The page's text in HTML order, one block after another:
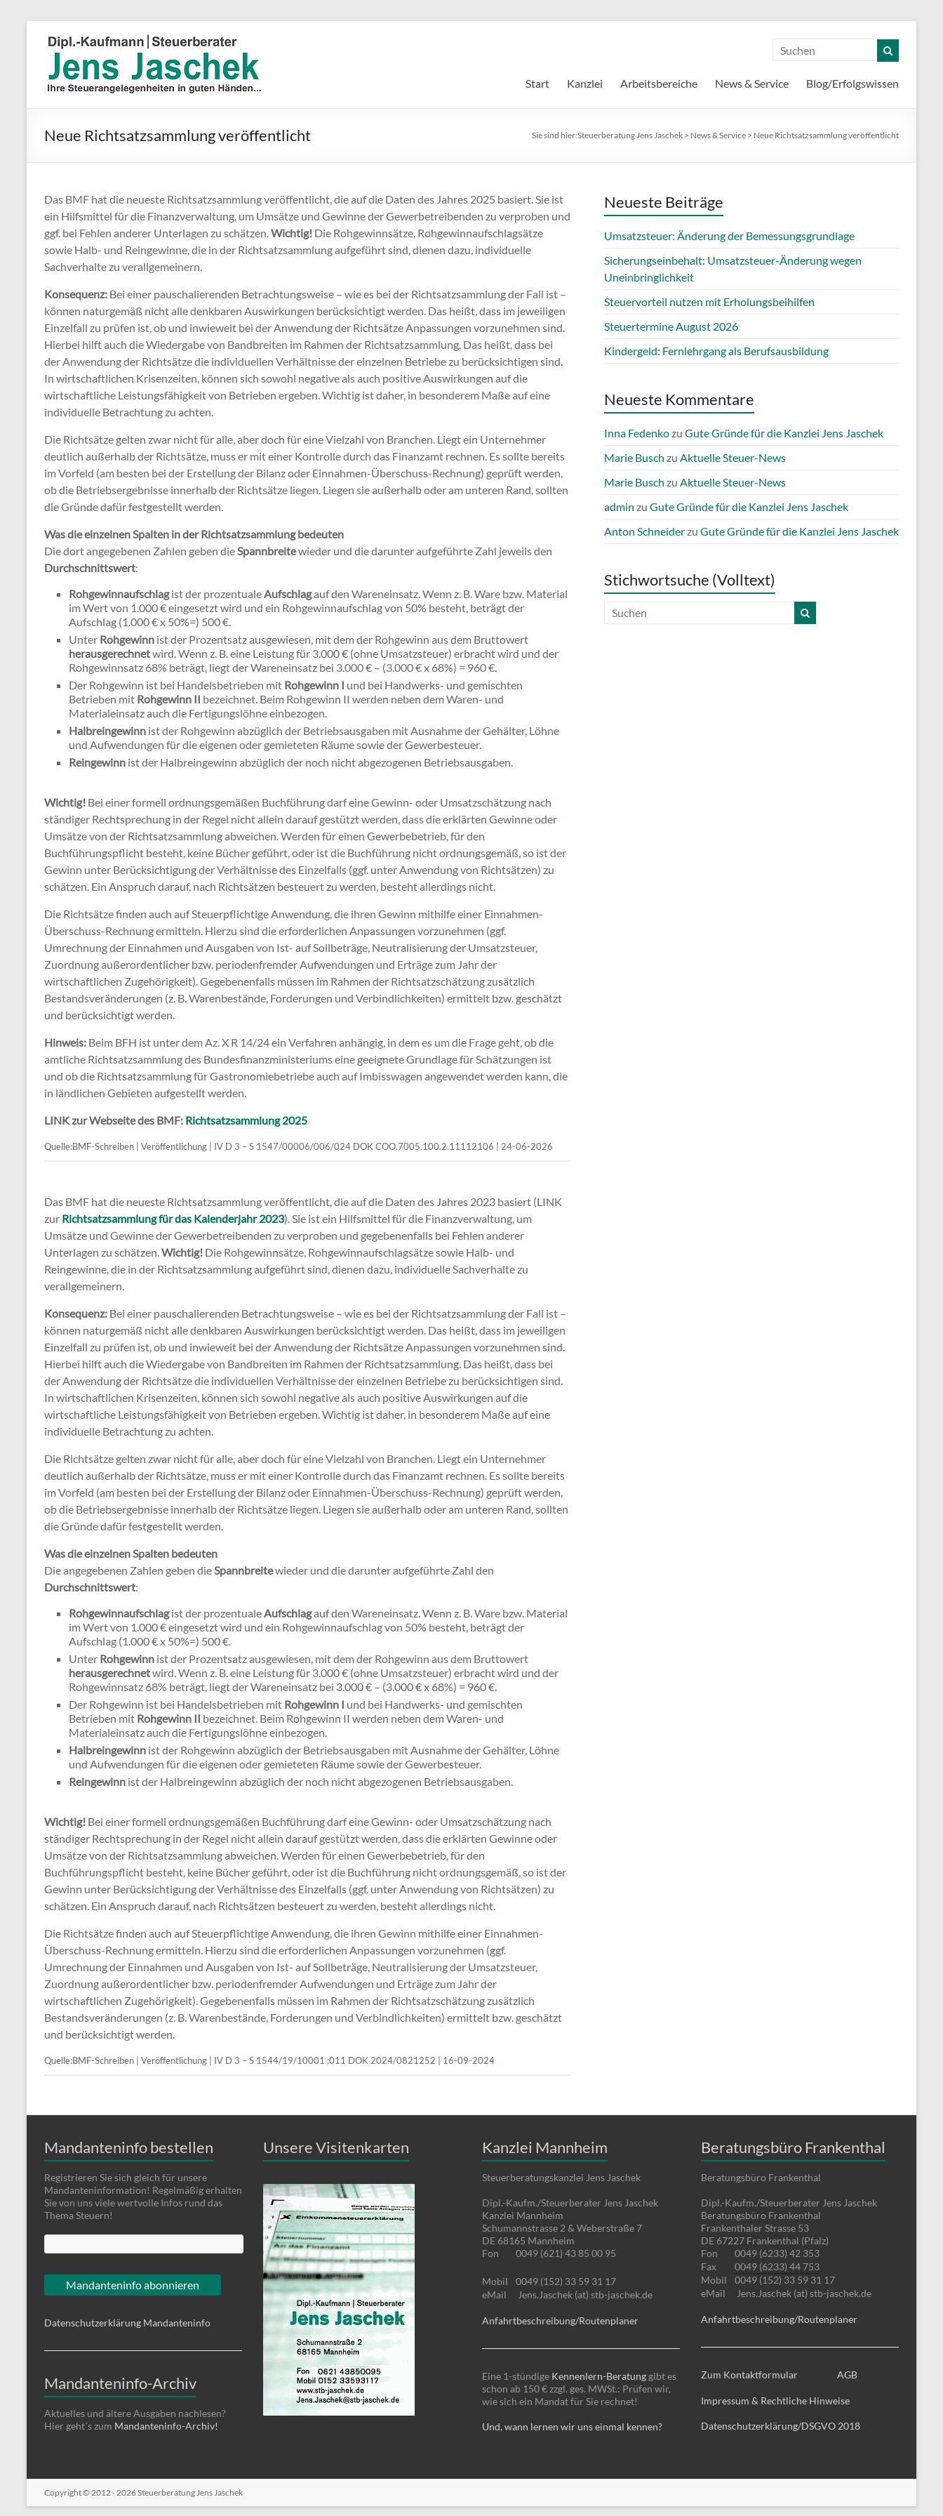
Start Kanzlei Arbeitsbereiche News & Service Blog/Erfolgswissen
Neue Richtsatzsammlung veröffentlicht Sie sind hier:Steuerberatung Jens Jaschek > News & Service > Neue Richtsatzsammlung veröffentlicht
Das BMF hat die neueste Richtsatzsammlung veröffentlicht, die auf die Daten des Jahres 2025 basiert. Sie ist
ein Hilfsmittel für die Finanzverwaltung, um Umsätze und Gewinne der Gewerbetreibenden zu verproben und
ggf. bei Fehlen anderer Unterlagen zu schätzen. Wichtig! Die Rohgewinnsätze, Rohgewinnaufschlagsätze
sowie Halb- und Reingewinne, die in der Richtsatzsammlung aufgeführt sind, dienen dazu, individuelle
Sachverhalte zu verallgemeinern.
Konsequenz: Bei einer pauschalierenden Betrachtungsweise – wie es bei der Richtsatzsammlung der Fall ist –
können naturgemäß nicht alle denkbaren Auswirkungen berücksichtigt werden. Das heißt, dass im jeweiligen
Einzelfall zu prüfen ist, ob und inwieweit bei der Anwendung der Richtsätze Anpassungen vorzunehmen sind.
Hierbei hilft auch die Wiedergabe von Bandbreiten im Rahmen der Richtsatzsammlung. Das heißt, dass bei
der Anwendung der Richtsätze die individuellen Verhältnisse der einzelnen Betriebe zu berücksichtigen sind.
In wirtschaftlichen Krisenzeiten, können sich sowohl negative als auch positive Auswirkungen auf die
wirtschaftliche Leistungsfähigkeit von Betrieben ergeben. Wichtig ist daher, in besonderem Maße auf eine
individuelle Betrachtung zu achten.
Die Richtsätze gelten zwar nicht für alle, aber doch für eine Vielzahl von Branchen. Liegt ein Unternehmer
deutlich außerhalb der Richtsätze, muss er mit einer Kontrolle durch das Finanzamt rechnen. Es sollte bereits
im Vorfeld (am besten bei der Erstellung der Bilanz oder Einnahmen-Überschuss-Rechnung) geprüft werden,
ob die Betriebsergebnisse innerhalb der Richtsätze liegen. Liegen sie außerhalb oder am unteren Rand, sollten
die Gründe dafür festgestellt werden.
Was die einzelnen Spalten in der Richtsatzsammlung bedeuten
Die dort angegebenen Zahlen geben die Spannbreitewieder und die darunter aufgeführte Zahl jeweils den
Durchschnittswert:
Rohgewinnaufschlagist der prozentuale Aufschlagauf den Wareneinsatz. Wenn z. B. Ware bzw. Material
im Wert von 1.000 € eingesetzt wird und ein Rohgewinnaufschlag von 50% besteht, beträgt der
Aufschlag (1.000 € x 50%=) 500 €.
Unter Rohgewinn ist der Prozentsatz ausgewiesen, mit dem der Rohgewinn aus dem Bruttowert
herausgerechnetwird. Wenn z. B. eine Leistung für 3.000 € (ohne Umsatzsteuer) erbracht wird und der
Rohgewinnsatz 68% beträgt, liegt der Wareneinsatz bei 3.000 € – (3.000 € x 68%) = 960 €.
Der Rohgewinn ist bei Handelsbetrieben mit Rohgewinn I und bei Handwerks- und gemischten
Betrieben mit Rohgewinn II bezeichnet. Beim Rohgewinn II werden neben dem Waren- und
Materialeinsatz auch die Fertigungslöhne einbezogen.
Halbreingewinn ist der Rohgewinn abzüglich der Betriebsausgaben mit Ausnahme der Gehälter, Löhne
und Aufwendungen für die eigenen oder gemieteten Räume sowie der Gewerbesteuer.
Reingewinn ist der Halbreingewinn abzüglich der noch nicht abgezogenen Betriebsausgaben.
Wichtig! Bei einer formell ordnungsgemäßen Buchführung darf eine Gewinn- oder Umsatzschätzung nach
ständiger Rechtsprechung in der Regel nicht allein darauf gestützt werden, dass die erklärten Gewinne oder
Umsätze von der Richtsatzsammlung abweichen. Werden für einen Gewerbebetrieb, für den
Buchführungspflicht besteht, keine Bücher geführt, oder ist die Buchführung nicht ordnungsgemäß, so ist der
Gewinn unter Berücksichtigung der Verhältnisse des Einzelfalls (ggf. unter Anwendung von Richtsätzen) zu
schätzen. Ein Anspruch darauf, nach Richtsätzen besteuert zu werden, besteht allerdings nicht.
Die Richtsätze finden auch auf Steuerpflichtige Anwendung, die ihren Gewinn mithilfe einer Einnahmen-
Überschuss-Rechnung ermitteln. Hierzu sind die erforderlichen Anpassungen vorzunehmen (ggf.
Umrechnung der Einnahmen und Ausgaben von Ist- auf Sollbeträge, Neutralisierung der Umsatzsteuer,
Zuordnung außerordentlicher bzw. periodenfremder Aufwendungen und Erträge zum Jahr der
wirtschaftlichen Zugehörigkeit). Gegebenenfalls müssen im Rahmen der Richtsatzschätzung zusätzlich
Bestandsveränderungen (z. B. Warenbestände, Forderungen und Verbindlichkeiten) ermittelt bzw. geschätzt
und berücksichtigt werden.
Hinweis: Beim BFH ist unter dem Az. X R 14/24 ein Verfahren anhängig, in dem es um die Frage geht, ob die
amtliche Richtsatzsammlung des Bundesfinanzministeriums eine geeignete Grundlage für Schätzungen ist
und ob die Richtsatzsammlung für Gastronomiebetriebe auch auf Imbisswagen angewendet werden kann, die
in ländlichen Gebieten aufgestellt werden.
LINK zur Webseite des BMF: Richtsatzsammlung 2025
Quelle:BMF-Schreiben | Veröffentlichung | IV D 3 – S 1547/00006/006/024 DOK COO.7005.100.2.11112106 | 24-06-2026
Das BMF hat die neueste Richtsatzsammlung veröffentlicht, die auf die Daten des Jahres 2023 basiert (LINK
zur Richtsatzsammlung für das Kalenderjahr 2023). Sie ist ein Hilfsmittel für die Finanzverwaltung, um
Umsätze und Gewinne der Gewerbetreibenden zu verproben und gegebenenfalls bei Fehlen anderer
Unterlagen zu schätzen. Wichtig! Die Rohgewinnsätze, Rohgewinnaufschlagsätze sowie Halb- und
Reingewinne, die in der Richtsatzsammlung aufgeführt sind, dienen dazu, individuelle Sachverhalte zu
verallgemeinern.
Konsequenz: Bei einer pauschalierenden Betrachtungsweise – wie es bei der Richtsatzsammlung der Fall ist –
können naturgemäß nicht alle denkbaren Auswirkungen berücksichtigt werden. Das heißt, dass im jeweiligen
Einzelfall zu prüfen ist, ob und inwieweit bei der Anwendung der Richtsätze Anpassungen vorzunehmen sind.
Hierbei hilft auch die Wiedergabe von Bandbreiten im Rahmen der Richtsatzsammlung. Das heißt, dass bei
der Anwendung der Richtsätze die individuellen Verhältnisse der einzelnen Betriebe zu berücksichtigen sind.
In wirtschaftlichen Krisenzeiten, können sich sowohl negative als auch positive Auswirkungen auf die
wirtschaftliche Leistungsfähigkeit von Betrieben ergeben. Wichtig ist daher, in besonderem Maße auf eine
individuelle Betrachtung zu achten.
Die Richtsätze gelten zwar nicht für alle, aber doch für eine Vielzahl von Branchen. Liegt ein Unternehmer
deutlich außerhalb der Richtsätze, muss er mit einer Kontrolle durch das Finanzamt rechnen. Es sollte bereits
im Vorfeld (am besten bei der Erstellung der Bilanz oder Einnahmen-Überschuss-Rechnung) geprüft werden,
ob die Betriebsergebnisse innerhalb der Richtsätze liegen. Liegen sie außerhalb oder am unteren Rand, sollten
die Gründe dafür festgestellt werden.
Was die einzelnen Spalten bedeuten
Die angegebenen Zahlen geben die Spannbreitewieder und die darunter aufgeführte Zahl den
Durchschnittswert:
Rohgewinnaufschlagist der prozentuale Aufschlagauf den Wareneinsatz. Wenn z. B. Ware bzw. Material
im Wert von 1.000 € eingesetzt wird und ein Rohgewinnaufschlag von 50% besteht, beträgt der
Aufschlag (1.000 € x 50%=) 500 €.
Unter Rohgewinn ist der Prozentsatz ausgewiesen, mit dem der Rohgewinn aus dem Bruttowert
herausgerechnetwird. Wenn z. B. eine Leistung für 3.000 € (ohne Umsatzsteuer) erbracht wird und der
Rohgewinnsatz 68% beträgt, liegt der Wareneinsatz bei 3.000 € – (3.000 € x 68%) = 960 €.
Der Rohgewinn ist bei Handelsbetrieben mit Rohgewinn I und bei Handwerks- und gemischten
Betrieben mit Rohgewinn II bezeichnet. Beim Rohgewinn II werden neben dem Waren- und
Materialeinsatz auch die Fertigungslöhne einbezogen.
Halbreingewinn ist der Rohgewinn abzüglich der Betriebsausgaben mit Ausnahme der Gehälter, Löhne
und Aufwendungen für die eigenen oder gemieteten Räume sowie der Gewerbesteuer.
Reingewinn ist der Halbreingewinn abzüglich der noch nicht abgezogenen Betriebsausgaben.
Wichtig! Bei einer formell ordnungsgemäßen Buchführung darf eine Gewinn- oder Umsatzschätzung nach
ständiger Rechtsprechung in der Regel nicht allein darauf gestützt werden, dass die erklärten Gewinne oder
Umsätze von der Richtsatzsammlung abweichen. Werden für einen Gewerbebetrieb, für den
Buchführungspflicht besteht, keine Bücher geführt, oder ist die Buchführung nicht ordnungsgemäß, so ist der
Gewinn unter Berücksichtigung der Verhältnisse des Einzelfalls (ggf. unter Anwendung von Richtsätzen) zu
schätzen. Ein Anspruch darauf, nach Richtsätzen besteuert zu werden, besteht allerdings nicht.
Die Richtsätze finden auch auf Steuerpflichtige Anwendung, die ihren Gewinn mithilfe einer Einnahmen-
Überschuss-Rechnung ermitteln. Hierzu sind die erforderlichen Anpassungen vorzunehmen (ggf.
Umrechnung der Einnahmen und Ausgaben von Ist- auf Sollbeträge, Neutralisierung der Umsatzsteuer,
Zuordnung außerordentlicher bzw. periodenfremder Aufwendungen und Erträge zum Jahr der
wirtschaftlichen Zugehörigkeit). Gegebenenfalls müssen im Rahmen der Richtsatzschätzung zusätzlich
Bestandsveränderungen (z. B. Warenbestände, Forderungen und Verbindlichkeiten) ermittelt bzw. geschätzt
und berücksichtigt werden.
Quelle:BMF-Schreiben | Veröffentlichung | IV D 3 – S 1544/19/10001 :011 DOK 2024/0821252 | 16-09-2024
Neueste Beiträge
Umsatzsteuer: Änderung der Bemessungsgrundlage
Sicherungseinbehalt: Umsatzsteuer-Änderung wegen
Uneinbringlichkeit
Steuervorteil nutzen mit Erholungsbeihilfen
Steuertermine August 2026
Kindergeld: Fernlehrgang als Berufsausbildung
Neueste Kommentare
Inna Fedenkozu Gute Gründe für die Kanzlei Jens Jaschek
Marie Busch zu Aktuelle Steuer-News
Marie Busch zu Aktuelle Steuer-News
admin zu Gute Gründe für die Kanzlei Jens Jaschek
Anton Schneiderzu Gute Gründe für die Kanzlei Jens Jaschek
Stichwortsuche (Volltext)
Mandanteninfo bestellen
Registrieren Sie sich gleich für unsere
Mandanteninformation! Regelmäßig erhalten
Sie von uns viele wertvolle Infos rund das
Thema Steuern!
Datenschutzerklärung Mandanteninfo
Mandanteninfo-Archiv
Aktuelles und ältere Ausgaben nachlesen?
Hier geht´s zum Mandanteninfo-Archiv!
Unsere Visitenkarten Kanzlei Mannheim
Steuerberatungskanzlei Jens Jaschek
Dipl.-Kaufm./Steuerberater Jens Jaschek
Kanzlei Mannheim
Schumannstrasse 2 & Weberstraße 7
DE 68165 Mannheim
Fon
0049 (621) 43 85 00 95
Mobil
0049 (152) 33 59 31 17
eMail
Jens.Jaschek (at) stb-jaschek.de
Anfahrtbeschreibung/Routenplaner
Eine 1-stündige Kennenlern-Beratung gibt es
schon ab 150 € zzgl. ges. MWSt.: Prüfen wir,
wie sich ein Mandat für Sie rechnet!
Und, wann lernen wir uns einmal kennen?
Beratungsbüro Frankenthal
Beratungsbüro Frankenthal
Dipl.-Kaufm./Steuerberater Jens Jaschek
Beratungsbüro Frankenthal
Frankenthaler Strasse 53
DE 67227 Frankenthal (Pfalz)
Fon
0049 (6233) 42 353
Fax
0049 (6233) 44 753
Mobil
0049 (152) 33 59 31 17
eMail
Jens.Jaschek (at) stb-jaschek.de
Anfahrtbeschreibung/Routenplaner
Zum Kontaktformular AGB
Impressum & Rechtliche Hinweise
Datenschutzerklärung/DSGVO 2018
Copyright © 2012 - 2026Steuerberatung Jens Jaschek